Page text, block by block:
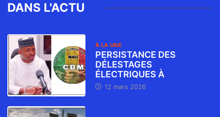
DANS L'ACTU
À LA UNE
PERSISTANCE DES
DÉLESTAGES
ÉLECTRIQUES À
12 mars 2026